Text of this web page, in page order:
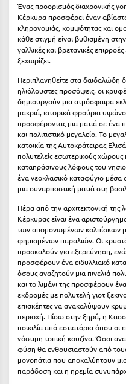
Κουφονήσια
Κρήτη
Κρουαζιέρες
Κύθηρα
Κυλλήνη
Κύμη Ευβοίας
Κυπαρισσία
Κύπρος
Λ
Λαγκάδια
Λακόπετρα Αχαΐας
Λακωνία
Λασίθι
Λεπτοκαρυά
Λέσβος
Ένας προορισμός διαχρονικής
Κέρκυρα προσφέρει έναν
κληρονομιάς, κομψότητας και
κάθε στιγμή είναι βυθισμένη
γαλλικές και βρετανικές
ξεχωρίζει.
Περιπλανηθείτε στα δαιδαλώδη
ηλιόλουστες προσόψεις, οι
δημιουργούν μια ατμόσφαιρα
μακριά, ιστορικά φρούρια
προσφέροντας μια ματιά σε ένα
και πολιτιστικό μεγαλείο. Το
κατοικία της Αυτοκράτειρας
πολυτελείς εσωτερικούς χώρους
καταπράσινους λόφους του
ένα νεοκλασικό καταφύγιο
μια συναρπαστική ματιά στη
Πέρα από την αρχιτεκτονική
Κέρκυρας είναι ένα
των απομονωμένων κολπίσκων
φημισμένων παραλιών. Οι
προσκαλούν για εξερεύνηση,
προσφέρουν ένα ειδυλλιακό
όσους αναζητούν μια πινελιά
και το λιμάνι της προσφέρουν
εκδρομές με πολυτελή γιοτ
επισκέπτες να ανακαλύψουν
περιοχή. Πίσω στην ξηρά, η
ποικιλία από εστιατόρια όπου
νόστιμη τοπική κουζίνα. Όσοι
φύση θα ενθουσιαστούν από
μονοπάτια που αποκαλύπτουν
παράδοση και η ηρεμία